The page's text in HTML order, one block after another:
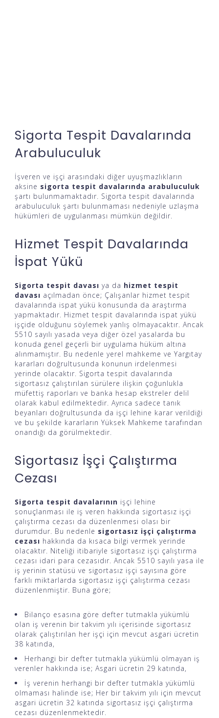
Sigorta Tespit Davalarında
Arabuluculuk
İşveren ve işçi arasındaki diğer uyuşmazlıkların
aksine sigorta tespit davalarında arabuluculuk
şartı bulunmamaktadır. Sigorta tespit davalarında
arabuluculuk şartı bulunmaması nedeniyle uzlaşma
hükümleri de uygulanması mümkün değildir.
Hizmet Tespit Davalarında
İspat Yükü
Sigorta tespit davası ya da hizmet tespit
davası açılmadan önce; Çalışanlar hizmet tespit
davalarında ispat yükü konusunda da araştırma
yapmaktadır. Hizmet tespit davalarında ispat yükü
işçide olduğunu söylemek yanlış olmayacaktır. Ancak
5510 sayılı yasada veya diğer özel yasalarda bu
konuda genel geçerli bir uygulama hüküm altına
alınmamıştır. Bu nedenle yerel mahkeme ve Yargıtay
kararları doğrultusunda konunun irdelenmesi
yerinde olacaktır. Sigorta tespit davalarında
sigortasız çalıştırılan sürülere ilişkin çoğunlukla
müfettiş raporları ve banka hesap ekstreler delil
olarak kabul edilmektedir. Ayrıca sadece tanık
beyanları doğrultusunda da işçi lehine karar verildiği
ve bu şekilde kararların Yüksek Mahkeme tarafından
onandığı da görülmektedir.
Sigortasız İşçi Çalıştırma
Cezası
Sigorta tespit davalarının işçi lehine
sonuçlanması ile iş veren hakkında sigortasız işçi
çalıştırma cezası da düzenlenmesi olası bir
durumdur. Bu nedenle sigortasız işçi çalıştırma
cezası hakkında da kısaca bilgi vermek yerinde
olacaktır. Niteliği itibariyle sigortasız işçi çalıştırma
cezası idari para cezasıdır. Ancak 5510 sayılı yasa ile
iş yerinin statüsü ve sigortasız işçi sayısına göre
farklı miktarlarda sigortasız işçi çalıştırma cezası
düzenlenmiştir. Buna göre;
Bilanço esasına göre defter tutmakla yükümlü
olan iş verenin bir takvim yılı içerisinde sigortasız
olarak çalıştırılan her işçi için mevcut asgari ücretin
38 katında,
Herhangi bir defter tutmakla yükümlü olmayan iş
verenler hakkında ise; Asgari ücretin 29 katında,
İş verenin herhangi bir defter tutmakla yükümlü
olmaması halinde ise; Her bir takvim yılı için mevcut
asgari ücretin 32 katında sigortasız işçi çalıştırma
cezası düzenlenmektedir.